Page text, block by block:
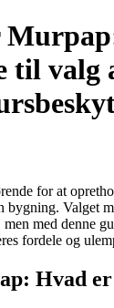
til valg
for at
bygning. Valget
med denne
fordele og
Hvad